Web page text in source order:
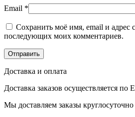
Email *
Сохранить моё имя, email и адрес
последующих моих комментариев.
Доставка и оплата
Доставка заказов осуществляется по
Мы доставляем заказы